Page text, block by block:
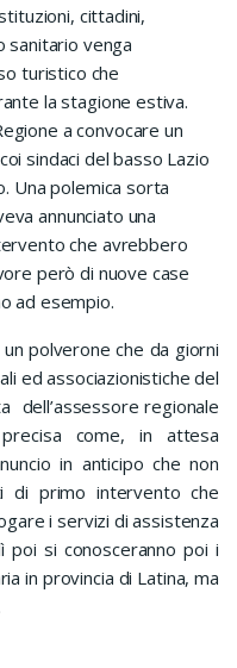
cittadini,
sanitario venga
turistico che
la stagione estiva.
a convocare un
sindaci del basso Lazio
Una polemica sorta
annunciato una
che avrebbero
però di nuove case
ad esempio.
polverone che da giorni
ed associazionistiche del
dell’assessore regionale
come, in attesa
in anticipo che non
di primo intervento che
i servizi di assistenza
poi si conosceranno poi i
in provincia di Latina, ma